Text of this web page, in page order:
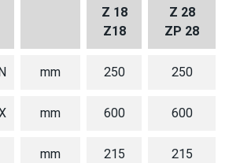
Z 18
Z18
Z 28
ZP 28
mm 250 250
mm 600 600
mm 215 215